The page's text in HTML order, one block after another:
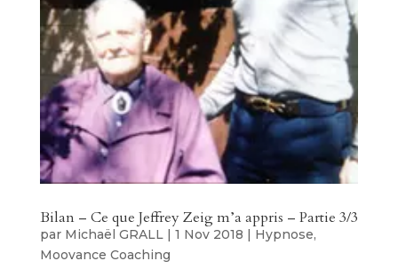
Bilan – Ce que Jeffrey Zeig m’a appris – Partie 3/3
par Michaël GRALL| 1 Nov 2018 | Hypnose,
Moovance Coaching